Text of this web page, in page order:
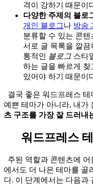
격이 강하기 때문이
다양한 주제의 블로
개인 블로그나 방송
분류할 수 있는 콘
서로 글 목록을 깔끔
통적인 블로그 스타
하는 글을 빠르게
있어야 하기 때문이
결국 좋은 워드프레스
예쁜 테마가 아니라, 내가
츠 구조를 가장 잘 드러내
워드프레스
주된 역할과 콘텐츠에
에서도 더 나은 테마를 골
다. 이 단계에서는 다음과